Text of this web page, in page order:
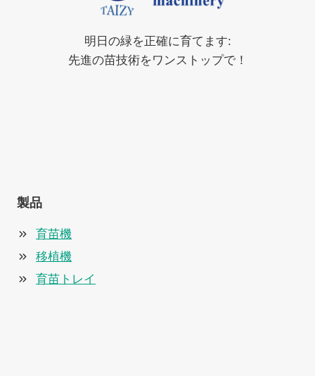
明日の緑を正確に育てます:
先進の苗技術をワンストップで！
製品
育苗機
移植機
育苗トレイ